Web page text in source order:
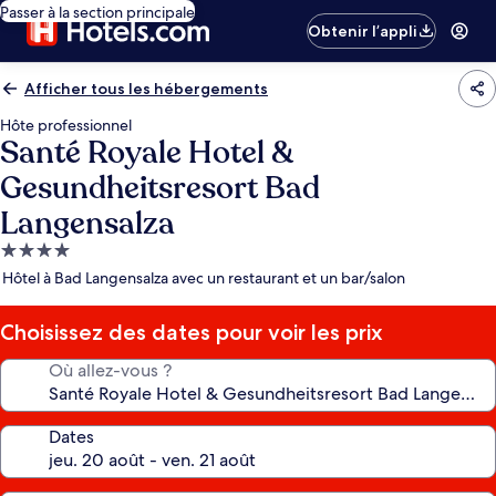
Passer à la section principale
Obtenir l’appli
Afficher tous les hébergements
Hôte professionnel
Santé Royale Hotel &
Gesundheitsresort Bad
Langensalza
Hébergement
4.0 étoiles
Hôtel à Bad Langensalza avec un restaurant et un bar/salon
Choisissez des dates pour voir les prix
Où allez-vous ?
Dates